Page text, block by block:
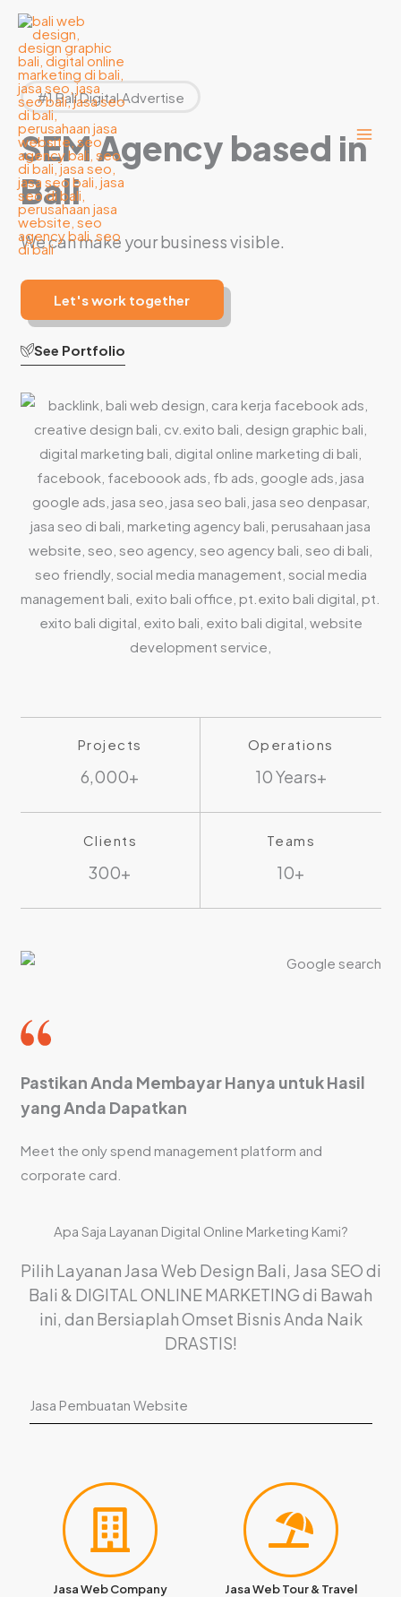
Lewati
konten
#1 Bali Digital Advertise
SEM Agency based in
Bali
We can make your business visible.
Let's work together
See Portfolio
Projects
6,000+
Operations
10 Years+
Clients
300+
Teams
10+
Pastikan Anda Membayar Hanya untuk Hasil
yang Anda Dapatkan
Meet the only spend management platform and
corporate card.
Apa Saja Layanan Digital Online Marketing Kami?
Pilih Layanan Jasa Web Design Bali, Jasa SEO di
Bali & DIGITAL ONLINE MARKETING di Bawah
ini, dan Bersiaplah Omset Bisnis Anda Naik
DRASTIS!
Jasa Pembuatan Website
Jasa Web Company Jasa Web Tour & Travel